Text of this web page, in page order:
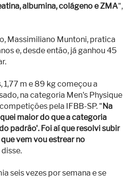
albumina, colágeno e ZMA",
Massimiliano Muntoni, pratica
e, desde então, já ganhou 45
1,77 m e 89 kg começou a
na categoria Men's Physique
pela IFBB-SP. "Na
maior do que a categoria
padrão'. Foi aí que resolvi subir
vem vou estrear no
disse.
seis vezes por semana e se